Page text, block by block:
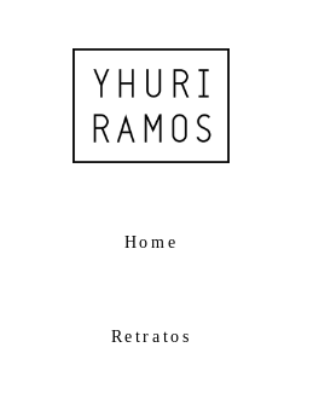
Home
Retratos